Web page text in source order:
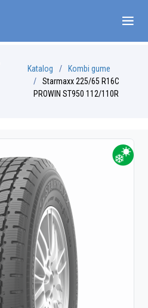
Katalog
Kombi gume
Starmaxx 225/65 R16C
PROWIN ST950 112/110R